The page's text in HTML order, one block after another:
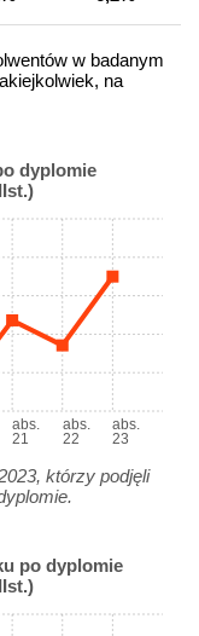
w badanym
na
dyplomie
abs.
21
abs.
22
abs.
23
którzy podjęli
po dyplomie